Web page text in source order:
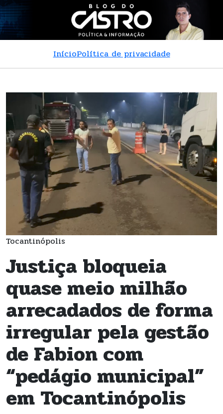
InícioPolítica de privacidade
Tocantinópolis
Justiça bloqueia
quase meio milhão
arrecadados de forma
irregular pela gestão
de Fabion com
“pedágio municipal”
em Tocantinópolis